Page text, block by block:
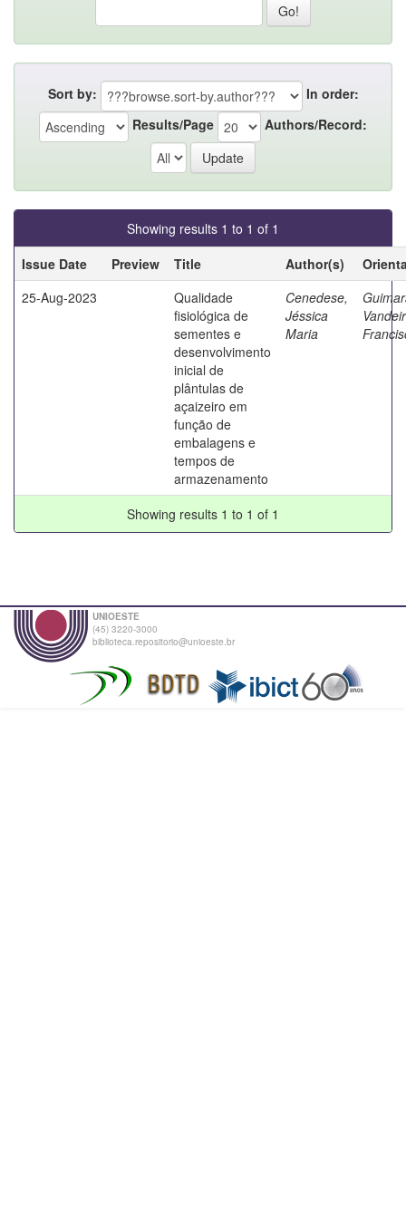
Sort by:
In order:
Results/Page
Authors/Record:
Showing results 1 to 1 of 1
Issue Date
Preview Title Author(s)
25-Aug-2023
Qualidade
fisiológica de
sementes e
desenvolvimento
inicial de
plântulas de
açaizeiro em
função de
embalagens e
tempos de
armazenamento
Cenedese,
Jéssica
Maria
Vandeir
Showing results 1 to 1 of 1
UNIOESTE
(45) 3220-3000
biblioteca.repositorio@unioeste.br